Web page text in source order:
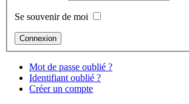
Se souvenir de moi
Mot de passe oublié ?
Identifiant oublié ?
Créer un compte